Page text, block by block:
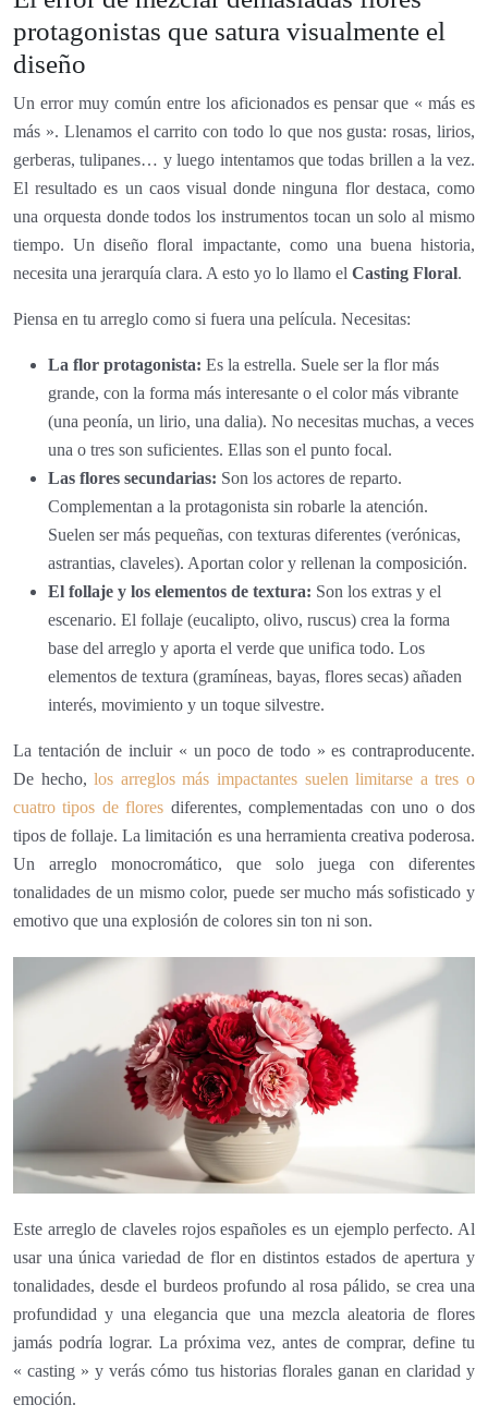
protagonistas que satura visualmente el
diseño
Un error muy común entre los aficionados es pensar que « más es
más ». Llenamos el carrito con todo lo que nos gusta: rosas, lirios,
gerberas, tulipanes… y luego intentamos que todas brillen a la vez.
El resultado es un caos visual donde ninguna flor destaca, como
una orquesta donde todos los instrumentos tocan un solo al mismo
tiempo. Un diseño floral impactante, como una buena historia,
necesita una jerarquía clara. A esto yo lo llamo el Casting Floral.
Piensa en tu arreglo como si fuera una película. Necesitas:
La flor protagonista: Es la estrella. Suele ser la flor más
grande, con la forma más interesante o el color más vibrante
(una peonía, un lirio, una dalia). No necesitas muchas, a veces
una o tres son suficientes. Ellas son el punto focal.
Las flores secundarias: Son los actores de reparto.
Complementan a la protagonista sin robarle la atención.
Suelen ser más pequeñas, con texturas diferentes (verónicas,
astrantias, claveles). Aportan color y rellenan la composición.
El follaje y los elementos de textura: Son los extras y el
escenario. El follaje (eucalipto, olivo, ruscus) crea la forma
base del arreglo y aporta el verde que unifica todo. Los
elementos de textura (gramíneas, bayas, flores secas) añaden
interés, movimiento y un toque silvestre.
La tentación de incluir « un poco de todo » es contraproducente.
De hecho,los arreglos más impactantes suelen limitarse a tres o
cuatro tipos de flores diferentes, complementadas con uno o dos
tipos de follaje. La limitación es una herramienta creativa poderosa.
Un arreglo monocromático, que solo juega con diferentes
tonalidades de un mismo color, puede ser mucho más sofisticado y
emotivo que una explosión de colores sin ton ni son.
Este arreglo de claveles rojos españoles es un ejemplo perfecto. Al
usar una única variedad de flor en distintos estados de apertura y
tonalidades, desde el burdeos profundo al rosa pálido, se crea una
profundidad y una elegancia que una mezcla aleatoria de flores
jamás podría lograr. La próxima vez, antes de comprar, define tu
« casting » y verás cómo tus historias florales ganan en claridad y
emoción.